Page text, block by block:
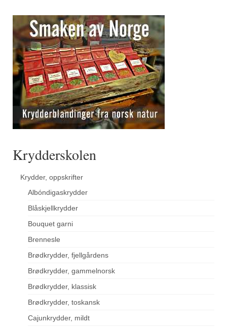
Krydderskolen
Krydder, oppskrifter
Albóndigaskrydder
Blåskjellkrydder
Bouquet garni
Brennesle
Brødkrydder, fjellgårdens
Brødkrydder, gammelnorsk
Brødkrydder, klassisk
Brødkrydder, toskansk
Cajunkrydder, mildt